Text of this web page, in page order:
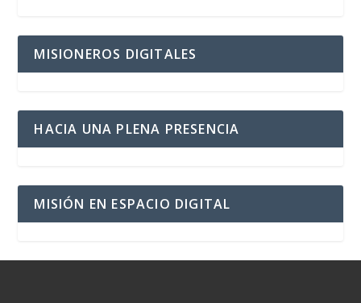
MISIONEROS DIGITALES
HACIA UNA PLENA PRESENCIA
MISIÓN EN ESPACIO DIGITAL